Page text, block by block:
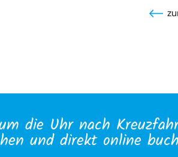
die Uhr nach
und direkt online